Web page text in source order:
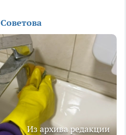
Из архива редакции